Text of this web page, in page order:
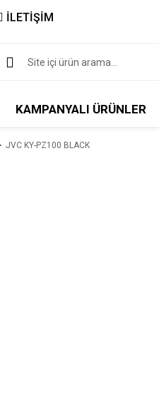
İLETİŞİM
KAMPANYALI ÜRÜNLER
JVC KY-PZ100 BLACK